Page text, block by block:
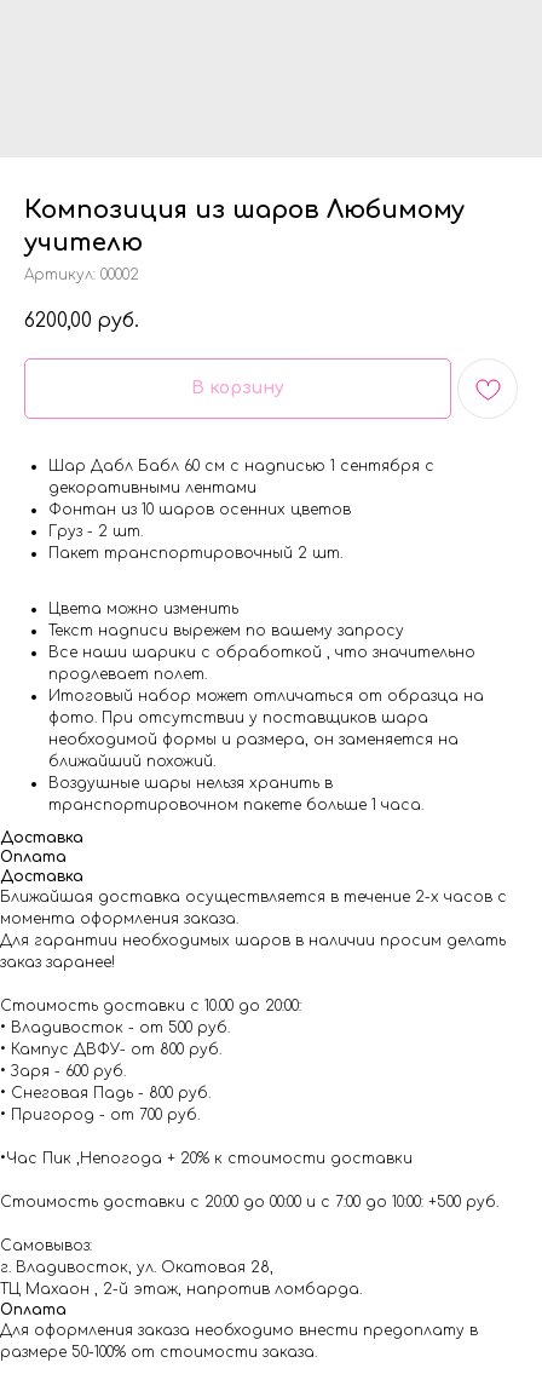
Композиция из шаров Любимому
учителю
Артикул: 00002
6200,00 руб.
В корзину
Шар Дабл Бабл 60 см с надписью 1 сентября с
декоративными лентами
Фонтан из 10 шаров осенних цветов
Груз - 2 шт.
Пакет транспортировочный 2 шт.
Цвета можно изменить
Текст надписи вырежем по вашему запросу
Все наши шарики с обработкой , что значительно
продлевает полет.
Итоговый набор может отличаться от образца на
фото. При отсутствии у поставщиков шара
необходимой формы и размера, он заменяется на
ближайший похожий.
Воздушные шары нельзя хранить в
транспортировочном пакете больше 1 часа.
Доставка
Оплата
Доставка
Ближайшая доставка осуществляется в течение 2-х часов с
момента оформления заказа.
Для гарантии необходимых шаров в наличии просим делать
заказ заранее!
Стоимость доставки с 10.00 до 20:00:
• Владивосток - от 500 руб.
• Кампус ДВФУ- от 800 руб.
• Заря - 600 руб.
• Снеговая Падь - 800 руб.
• Пригород - от 700 руб.
•Час Пик ,Непогода + 20% к стоимости доставки
Стоимость доставки с 20:00 до 00:00 и с 7:00 до 10:00: +500 руб.
Самовывоз:
г. Владивосток, ул. Окатовая 28,
ТЦ Махаон , 2-й этаж, напротив ломбарда.
Оплата
Для оформления заказа необходимо внести предоплату в
размере 50-100% от стоимости заказа.